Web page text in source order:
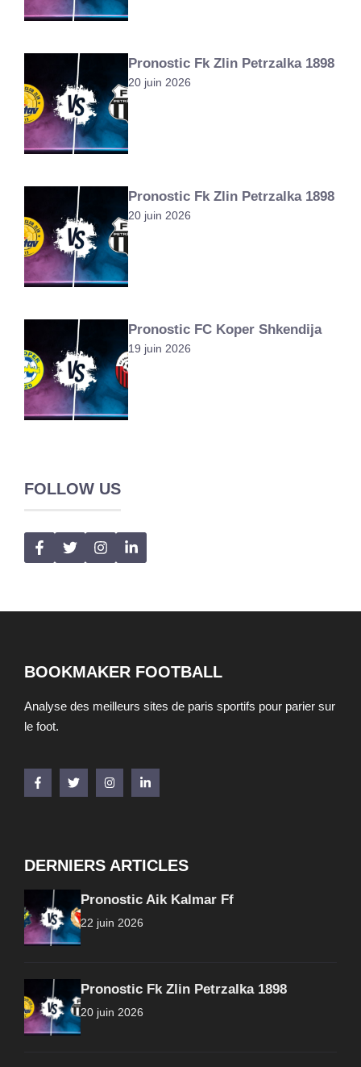
Pronostic Fk Zlin Petrzalka 1898
20 juin 2026
Pronostic Fk Zlin Petrzalka 1898
20 juin 2026
Pronostic FC Koper Shkendija
19 juin 2026
FOLLOW US
BOOKMAKER FOOTBALL
Analyse des meilleurs sites de paris sportifs pour parier sur
le foot.
DERNIERS ARTICLES
Pronostic Aik Kalmar Ff
22 juin 2026
Pronostic Fk Zlin Petrzalka 1898
20 juin 2026